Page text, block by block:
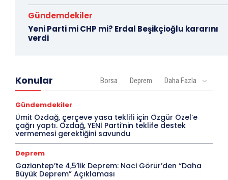
Gündemdekiler
Yeni Parti mi CHP mi? Erdal Beşikçioğlu kararını
verdi
Konular Borsa Deprem Daha Fazla
Gündemdekiler
Ümit Özdağ, çerçeve yasa teklifi için Özgür Özel’e
çağrı yaptı. Özdağ, YENİ Parti’nin teklife destek
vermemesi gerektiğini savundu
Deprem
Gaziantep’te 4,5’lik Deprem: Naci Görür’den “Daha
Büyük Deprem” Açıklaması